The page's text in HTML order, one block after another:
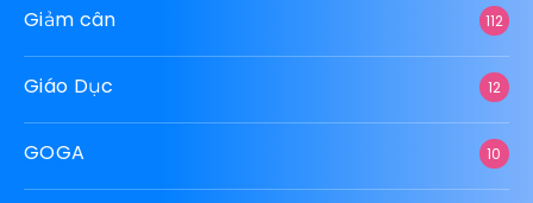
Giảm cân 112
Giáo Dục 12
GOGA 10